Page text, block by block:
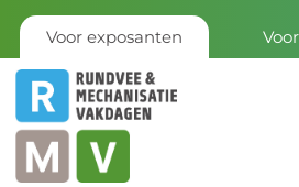
Voor exposanten